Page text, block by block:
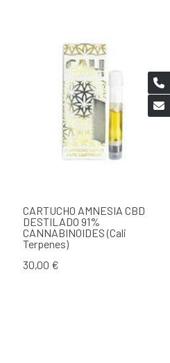
CARTUCHO AMNESIA CBD
DESTILADO 91%
CANNABINOIDES (Cali
Terpenes)
30,00 €